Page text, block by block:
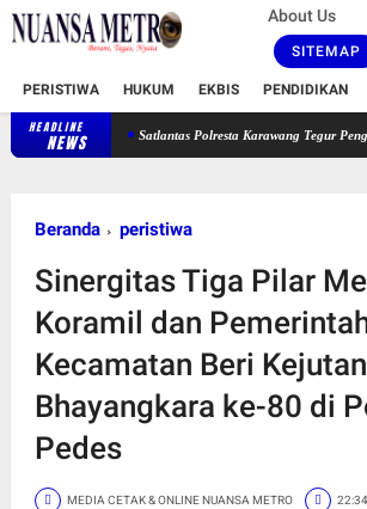
About Us
SITEMAP
PERISTIWA HUKUM EKBIS PENDIDIKAN
HEADLINE
NEWSSatlantas Polresta Karawang Tegur Pengendara
Beranda peristiwa
Sinergitas Tiga Pilar
Koramil dan
Kecamatan Beri
Bhayangkara ke-80 di
Pedes
MEDIA CETAK & ONLINE NUANSA METRO 22:34